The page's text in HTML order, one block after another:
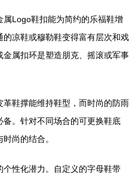
Logo鞋扣能为简约的乐福鞋增
凉鞋或穆勒鞋变得富有层次和戏
属扣环是塑造朋克、摇滚或军事
鞋撑能维持鞋型，而时尚的防雨
。针对不同场合的可更换鞋底
尚的结合。
性化潜力。自定义的字母鞋带